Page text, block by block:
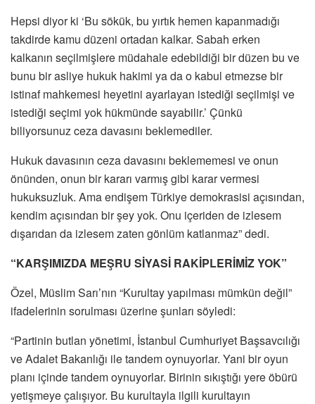
Hepsi diyor ki ‘Bu sökük, bu yırtık hemen kapanmadığı
takdirde kamu düzeni ortadan kalkar. Sabah erken
kalkanın seçilmişlere müdahale edebildiği bir düzen bu ve
bunu bir asliye hukuk hakimi ya da o kabul etmezse bir
istinaf mahkemesi heyetini ayarlayan istediği seçilmişi ve
istediği seçimi yok hükmünde sayabilir.’ Çünkü
biliyorsunuz ceza davasını beklemediler.
Hukuk davasının ceza davasını beklememesi ve onun
önünden, onun bir kararı varmış gibi karar vermesi
hukuksuzluk. Ama endişem Türkiye demokrasisi açısından,
kendim açısından bir şey yok. Onu içeriden de izlesem
dışarıdan da izlesem zaten gönlüm katlanmaz” dedi.
“KARŞIMIZDA MEŞRU SİYASİ RAKİPLERİMİZ YOK”
Özel, Müslim Sarı’nın “Kurultay yapılması mümkün değil”
ifadelerinin sorulması üzerine şunları söyledi:
“Partinin butlan yönetimi, İstanbul Cumhuriyet Başsavcılığı
ve Adalet Bakanlığı ile tandem oynuyorlar. Yani bir oyun
planı içinde tandem oynuyorlar. Birinin sıkıştığı yere öbürü
yetişmeye çalışıyor. Bu kurultayla ilgili kurultayın